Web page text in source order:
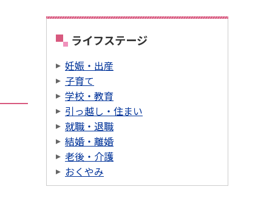
ライフステージ
妊娠・出産
子育て
学校・教育
引っ越し・住まい
就職・退職
結婚・離婚
老後・介護
おくやみ